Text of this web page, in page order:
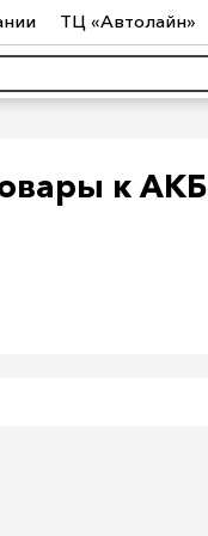
ТЦ «Автолайн»
к АКБ